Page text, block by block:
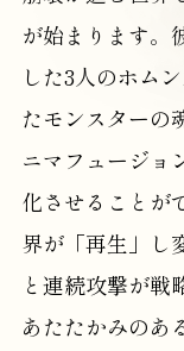
が始まります。
した3人のホム
たモンスターの
ニマフュージョ
化させることが
界が「再生」し
と連続攻撃が戦
あたたかみのあ